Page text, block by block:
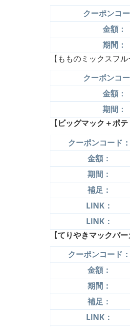
クーポンコー
金額：
期間：
【もものミックスフ
クーポンコー
金額：
期間：
【ビッグマック＋ポ
クーポンコード：
金額：
期間：
補足：
LINK：
LINK：
【てりやきマックバ
クーポンコード：
金額：
期間：
補足：
LINK：